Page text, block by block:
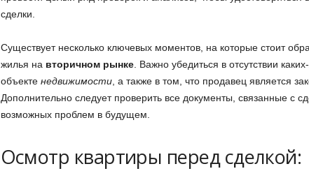
сделки.
Существует несколько ключевых моментов, на которые стоит
жилья на вторичном рынке. Важно убедиться в отсутствии
объекте недвижимости, а также в том, что продавец является
Дополнительно следует проверить все документы, связанные с
возможных проблем в будущем.
Осмотр квартиры перед сделкой: